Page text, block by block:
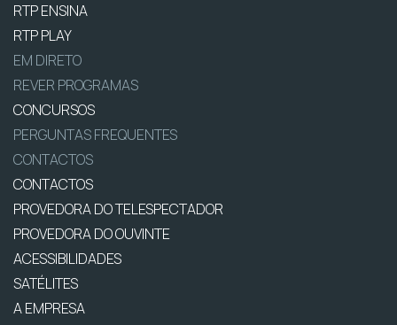
RTP ENSINA
RTP PLAY
EM DIRETO
REVER PROGRAMAS
CONCURSOS
PERGUNTAS FREQUENTES
CONTACTOS
CONTACTOS
PROVEDORA DO TELESPECTADOR
PROVEDORA DO OUVINTE
ACESSIBILIDADES
SATÉLITES
A EMPRESA